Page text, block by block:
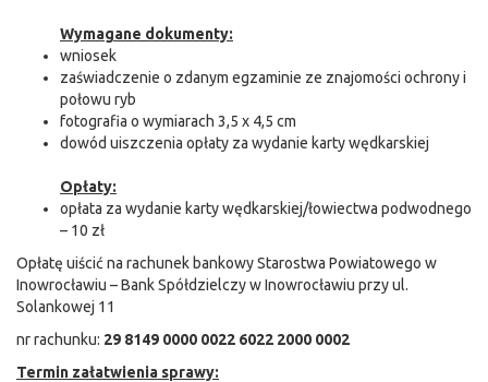
Wymagane dokumenty:
wniosek
zaświadczenie o zdanym egzaminie ze znajomości ochrony i
połowu ryb
fotografia o wymiarach 3,5 x 4,5 cm
dowód uiszczenia opłaty za wydanie karty wędkarskiej
Opłaty:
opłata za wydanie karty wędkarskiej/łowiectwa podwodnego
– 10 zł
Opłatę uiścić na rachunek bankowy Starostwa Powiatowego w
Inowrocławiu – Bank Spółdzielczy w Inowrocławiu przy ul.
Solankowej 11
nr rachunku: 29 8149 0000 0022 6022 2000 0002
Termin załatwienia sprawy: